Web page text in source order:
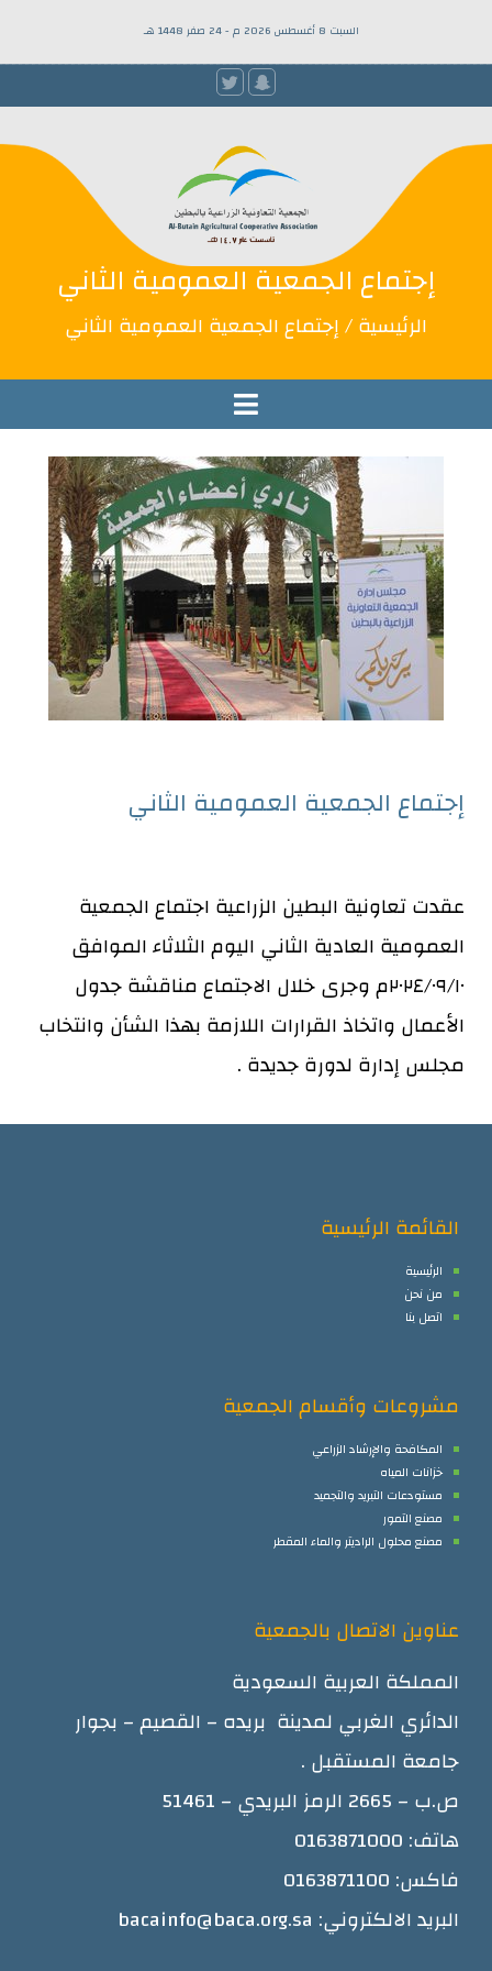
السبت 8 أغسطس 2026 م - 24 صفر 1448 هـ
إجتماع الجمعية العمومية الثاني
الرئيسية/ إجتماع الجمعية العمومية الثاني
إجتماع الجمعية العمومية الثاني
عقدتتعاونية البطين الزراعية اجتماع الجمعية
العمومية العادية الثاني اليوم الثلاثاء الموافق
٢٠٢٤/٠٩/١٠م وجرى خلال الاجتماع مناقشة جدول
الأعمال واتخاذ القرارات اللازمة بهذا الشأن وانتخاب
مجلس إدارة لدورة جديدة .
القائمة الرئيسية
الرئيسية
من نحن
اتصل بنا
مشروعات وأقسام الجمعية
المكافحة والإرشاد الزراعي
خزانات المياه
مستودعات التبريد والتجميد
مصنع التمور
مصنع محلول الراديتر والماء المقطر
عناوين الاتصال بالجمعية
المملكة العربية السعودية
الدائري الغربي لمدينة بريده – القصيم – بجوار
جامعة المستقبل .
ص.ب – 2665 الرمز البريدي – 51461
هاتف: 0163871000
فاكس: 0163871100
البريد الالكتروني: bacainfo@baca.org.sa